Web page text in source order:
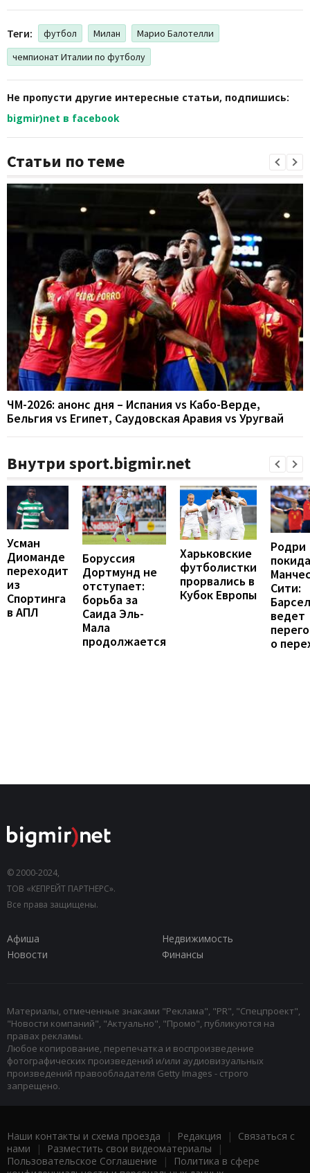
Теги: футбол Милан
Марио Балотелли
чемпионат Италии по футболу
Не пропусти другие интересные статьи, подпишись:
bigmir)net в facebook
Статьи по теме
ЧМ-2026: анонс дня – Испания vs Кабо-Верде,
Бельгия vs Египет, Саудовская Аравия vs Уругвай
Внутри sport.bigmir.net
Усман
Диоманде
переходит
из
Спортинга
в АПЛ
Боруссия
Дортмунд не
отступает:
борьба за
Саида Эль-
Мала
продолжается
Харьковские
футболистки
прорвались в
Кубок Европы
Родри
Сити:
ведет
о
© 2000-2024,
ТОВ «КЕПРЕЙТ ПАРТНЕРС».
Все права защищены.
Афиша
Недвижимость
Новости
Финансы
Материалы, отмеченные знаками "Реклама", "PR", "Спецпроект",
"Новости компаний", "Актуально", "Промо", публикуются на
правах рекламы.
Любое копирование, перепечатка и воспроизведение
фотографических произведений и/или аудиовизуальных
произведений правообладателя Getty Images - строго
запрещено.
Наши контакты и схема проезда | Редакция | Связаться с
нами | Разместить свои видеоматериалы |
Пользовательское Соглашение |
Политика в сфере